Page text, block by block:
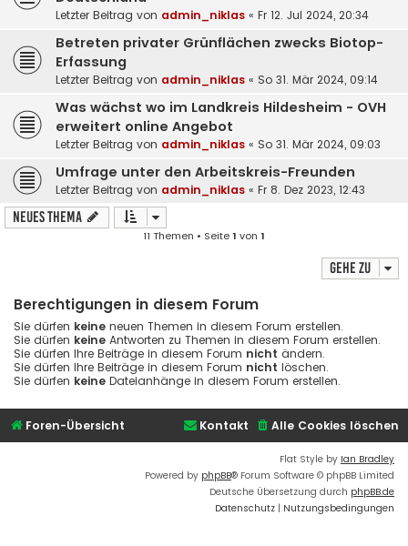
Letzter Beitrag von admin_niklas « Fr 12. Jul 2024, 20:34
Betreten privater Grünflächen zwecks Biotop-
Erfassung
Letzter Beitrag von admin_niklas « So 31. Mär 2024, 09:14
Was wächst wo im Landkreis Hildesheim - OVH
erweitert online Angebot
Letzter Beitrag von admin_niklas « So 31. Mär 2024, 09:03
Umfrage unter den Arbeitskreis-Freunden
Letzter Beitrag von admin_niklas « Fr 8. Dez 2023, 12:43
Neues Thema
11 Themen • Seite1 von 1
Gehe zu
Berechtigungen in diesem Forum
Sie dürfen keine neuen Themen in diesem Forum erstellen.
Sie dürfen keine Antworten zu Themen in diesem Forum erstellen.
Sie dürfen Ihre Beiträge in diesem Forum nicht ändern.
Sie dürfen Ihre Beiträge in diesem Forum nicht löschen.
Sie dürfen keine Dateianhänge in diesem Forum erstellen.
Foren-Übersicht Alle Cookies löschen
Kontakt
Flat Style by Ian Bradley
Powered by phpBB® Forum Software © phpBB Limited
Deutsche Übersetzung durch phpBB.de
Datenschutz | Nutzungsbedingungen